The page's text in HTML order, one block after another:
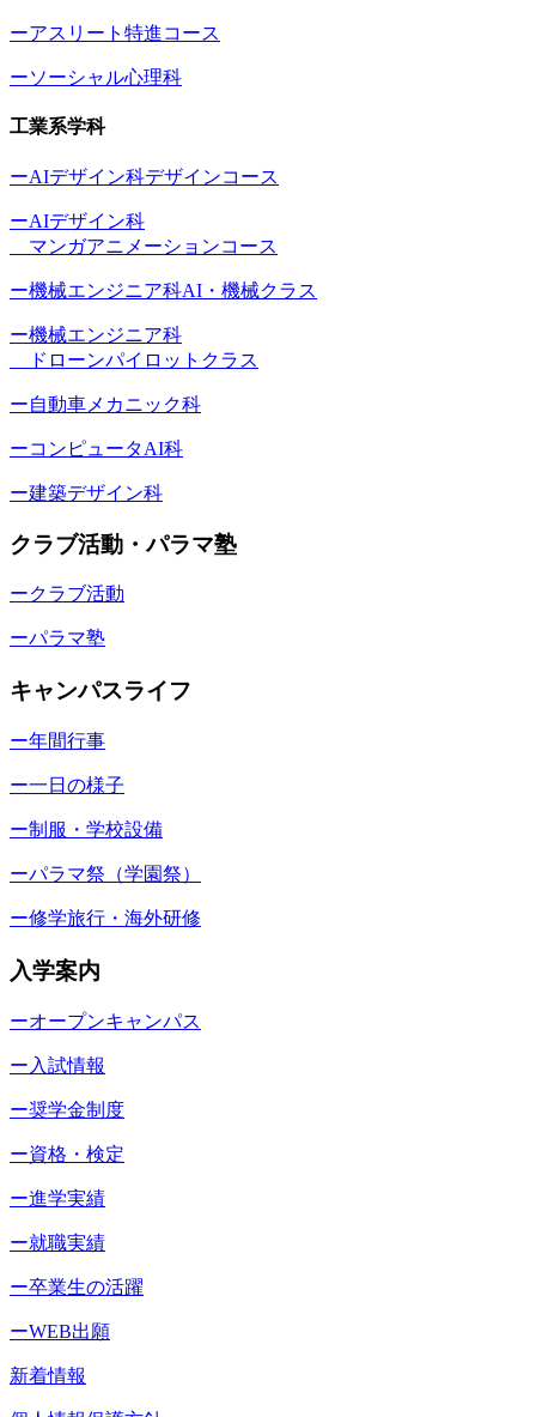
ーアスリート特進コース
ーソーシャル心理科
工業系学科
ーAIデザイン科デザインコース
ーAIデザイン科
マンガアニメーションコース
ー機械エンジニア科AI・機械クラス
ー機械エンジニア科
ドローンパイロットクラス
ー自動車メカニック科
ーコンピュータAI科
ー建築デザイン科
クラブ活動・パラマ塾
ークラブ活動
ーパラマ塾
キャンパスライフ
ー年間行事
ー一日の様子
ー制服・学校設備
ーパラマ祭（学園祭）
ー修学旅行・海外研修
入学案内
ーオープンキャンパス
ー入試情報
ー奨学金制度
ー資格・検定
ー進学実績
ー就職実績
ー卒業生の活躍
ーWEB出願
新着情報